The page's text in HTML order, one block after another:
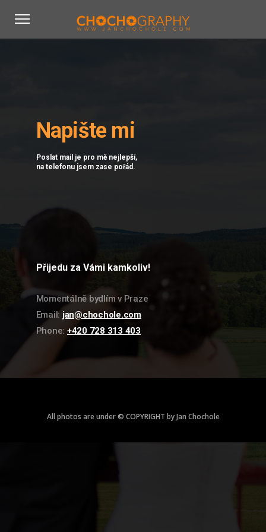
Napište mi
Poslat mail je pro mě nejlepší,
na telefonu jsem zase pořád.
Přijedu za Vámi kamkoliv!
Momentálně bydlím v Praze
Email: jan@chochole.com
Phone: +420 728 313 403
All photos are under © COPYRIGHT by Jan Chochole